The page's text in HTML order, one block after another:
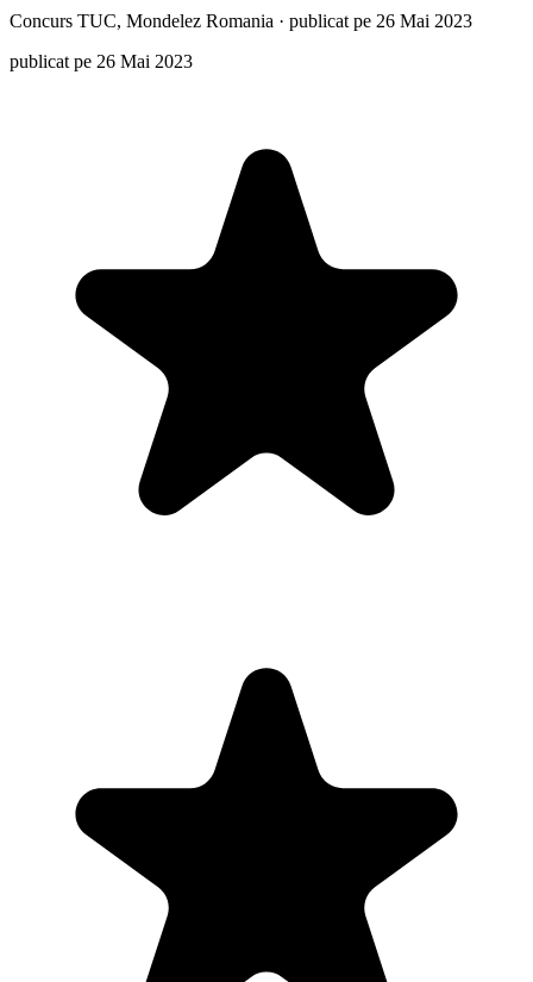
Concurs TUC, Mondelez Romania · publicat pe 26 Mai 2023
publicat pe 26 Mai 2023